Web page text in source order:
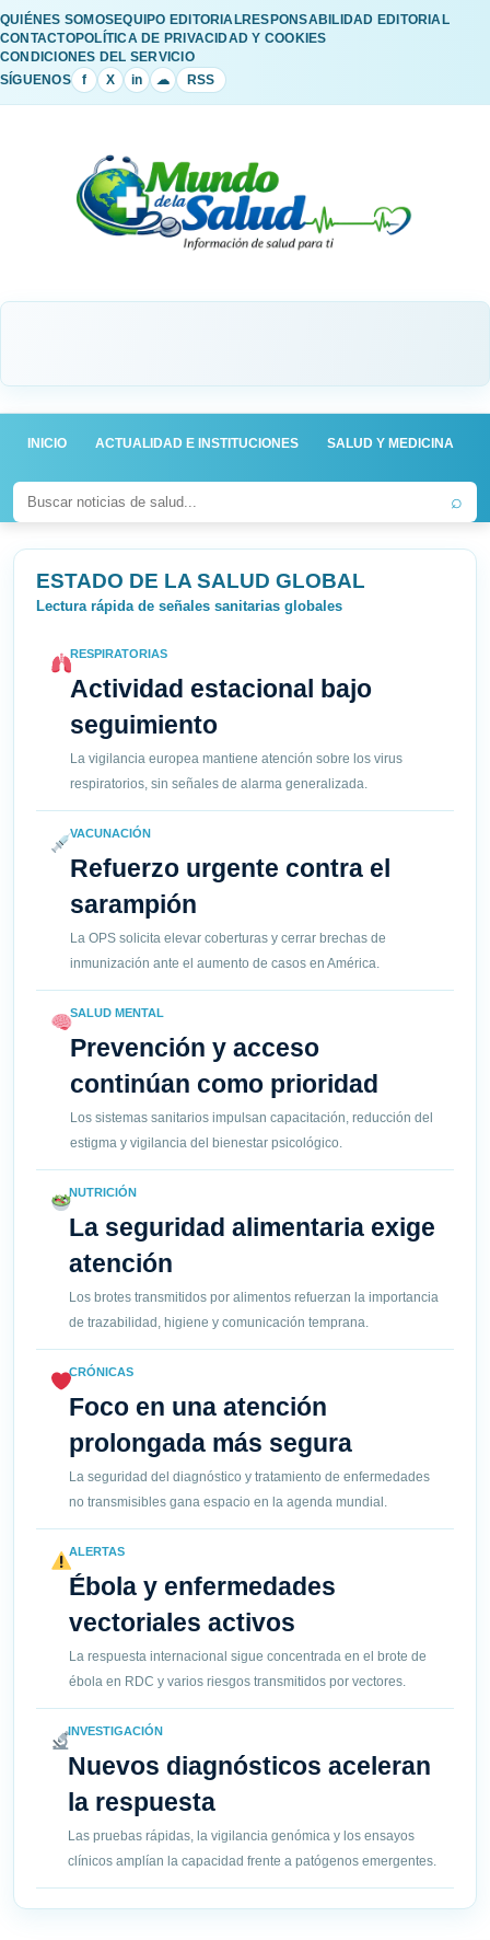
QUIÉNES SOMOSEQUIPO EDITORIALRESPONSABILIDAD EDITORIAL
CONTACTOPOLÍTICA DE PRIVACIDAD Y COOKIES
CONDICIONES DEL SERVICIO
SÍGUENOS
f X in ☁ RSS
INICIO ACTUALIDAD E INSTITUCIONES SALUD Y MEDICINA
⌕
ESTADO DE LA SALUD GLOBAL
Lectura rápida de señales sanitarias globales
RESPIRATORIAS
Actividad estacional bajo
seguimiento
La vigilancia europea mantiene atención sobre los virus
respiratorios, sin señales de alarma generalizada.
VACUNACIÓN
Refuerzo urgente contra el
sarampión
La OPS solicita elevar coberturas y cerrar brechas de
inmunización ante el aumento de casos en América.
SALUD MENTAL
Prevención y acceso
continúan como prioridad
Los sistemas sanitarios impulsan capacitación, reducción del
estigma y vigilancia del bienestar psicológico.
NUTRICIÓN
La seguridad alimentaria exige
atención
Los brotes transmitidos por alimentos refuerzan la importancia
de trazabilidad, higiene y comunicación temprana.
CRÓNICAS
Foco en una atención
prolongada más segura
La seguridad del diagnóstico y tratamiento de enfermedades
no transmisibles gana espacio en la agenda mundial.
ALERTAS
Ébola y enfermedades
vectoriales activos
La respuesta internacional sigue concentrada en el brote de
ébola en RDC y varios riesgos transmitidos por vectores.
INVESTIGACIÓN
Nuevos diagnósticos aceleran
la respuesta
Las pruebas rápidas, la vigilancia genómica y los ensayos
clínicos amplían la capacidad frente a patógenos emergentes.